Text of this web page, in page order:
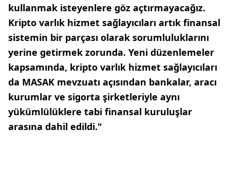
kullanmak isteyenlere göz açtırmayacağız.
Kripto varlık hizmet sağlayıcıları artık finansal
sistemin bir parçası olarak sorumluluklarını
yerine getirmek zorunda. Yeni düzenlemeler
kapsamında, kripto varlık hizmet sağlayıcıları
da MASAK mevzuatı açısından bankalar, aracı
kurumlar ve sigorta şirketleriyle aynı
yükümlülüklere tabi finansal kuruluşlar
arasına dahil edildi."